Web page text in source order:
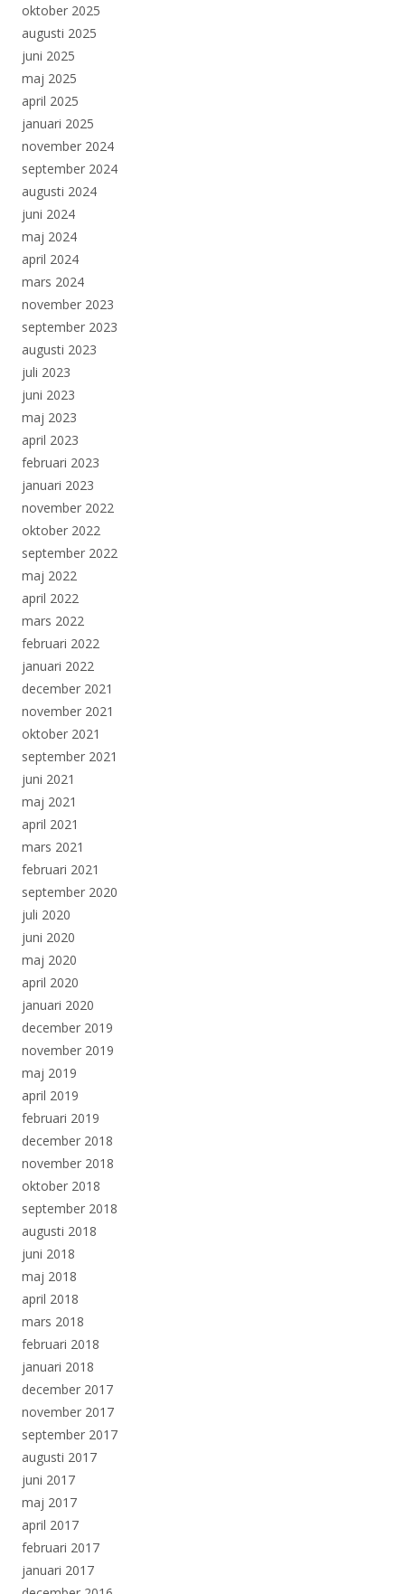
oktober 2025
augusti 2025
juni 2025
maj 2025
april 2025
januari 2025
november 2024
september 2024
augusti 2024
juni 2024
maj 2024
april 2024
mars 2024
november 2023
september 2023
augusti 2023
juli 2023
juni 2023
maj 2023
april 2023
februari 2023
januari 2023
november 2022
oktober 2022
september 2022
maj 2022
april 2022
mars 2022
februari 2022
januari 2022
december 2021
november 2021
oktober 2021
september 2021
juni 2021
maj 2021
april 2021
mars 2021
februari 2021
september 2020
juli 2020
juni 2020
maj 2020
april 2020
januari 2020
december 2019
november 2019
maj 2019
april 2019
februari 2019
december 2018
november 2018
oktober 2018
september 2018
augusti 2018
juni 2018
maj 2018
april 2018
mars 2018
februari 2018
januari 2018
december 2017
november 2017
september 2017
augusti 2017
juni 2017
maj 2017
april 2017
februari 2017
januari 2017